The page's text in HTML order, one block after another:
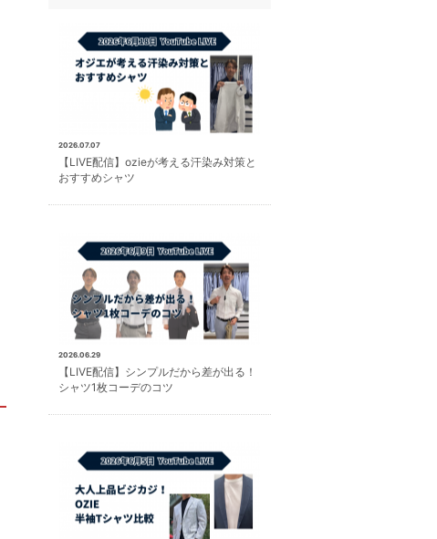
2026.07.07
【LIVE配信】ozieが考える汗染み対策と
おすすめシャツ
2026.06.29
【LIVE配信】シンプルだから差が出る！
シャツ1枚コーデのコツ